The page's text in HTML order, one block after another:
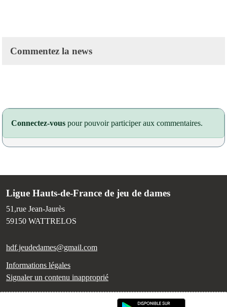
Commentez la news
Connectez-vous pour pouvoir participer aux commentaires.
Ligue Hauts-de-France de jeu de dames
51,rue Jean-Jaurès
59150 WATTRELOS
hdf.jeudedames@gmail.com
Informations légales
Signaler un contenu inapproprié